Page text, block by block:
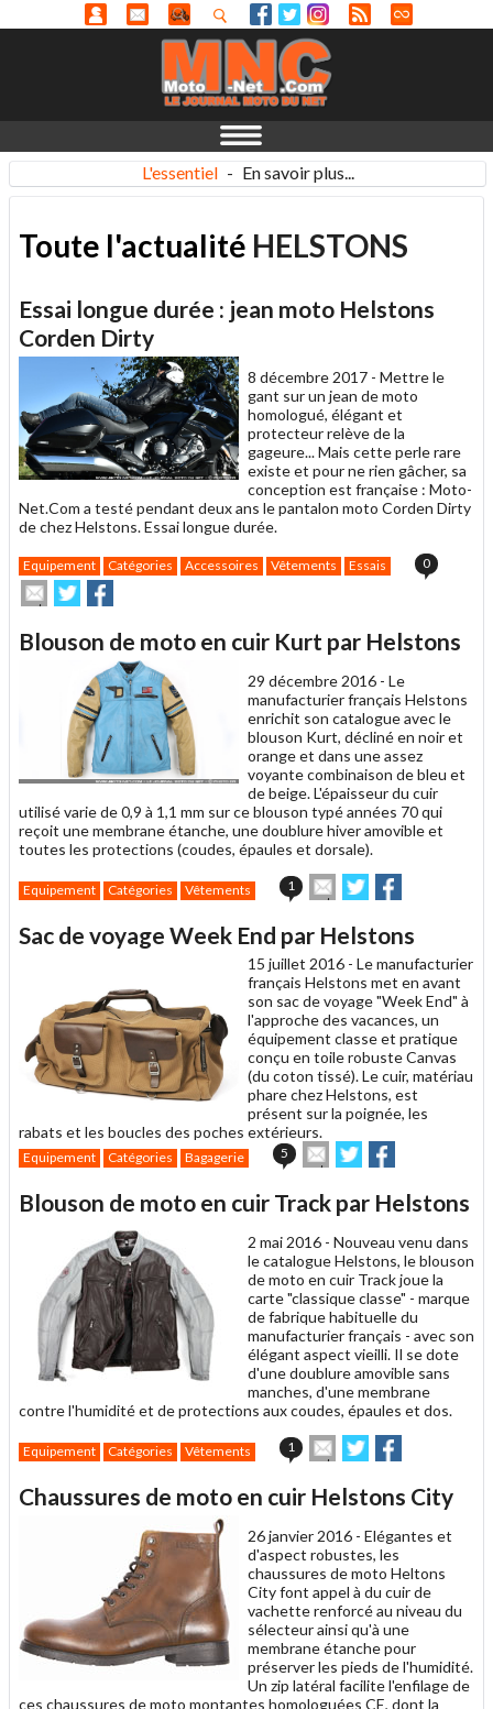
L'essentiel - En savoir plus...
Toute l'actualité HELSTONS
Essai longue durée : jean moto Helstons
Corden Dirty
8 décembre 2017 - Mettre le
gant sur un jean de moto
homologué, élégant et
protecteur relève de la
gageure... Mais cette perle rare
existe et pour ne rien gâcher, sa
conception est française : Moto-
Net.Com a testé pendant deux ans le pantalon moto Corden Dirty
de chez Helstons. Essai longue durée.
Equipement Catégories Accessoires Vêtements Essais 0
Envoyer
cet
à
Partager
sur
sur
Blouson de moto en cuir Kurt par Helstons
29 décembre 2016 - Le
manufacturier français Helstons
enrichit son catalogue avec le
blouson Kurt, décliné en noir et
orange et dans une assez
voyante combinaison de bleu et
de beige. L'épaisseur du cuir
utilisé varie de 0,9 à 1,1 mm sur ce blouson typé années 70 qui
reçoit une membrane étanche, une doublure hiver amovible et
toutes les protections (coudes, épaules et dorsale).
Equipement Catégories Vêtements 1
Envoyer
cet
à
un
ami
Partager
sur sur
Sac de voyage Week End par Helstons
15 juillet 2016 - Le manufacturier
français Helstons met en avant
son sac de voyage "Week End" à
l'approche des vacances, un
équipement classe et pratique
conçu en toile robuste Canvas
(du coton tissé). Le cuir, matériau
phare chez Helstons, est
présent sur la poignée, les
rabats et les boucles des poches extérieurs.
Equipement Catégories Bagagerie 5
Envoyer
cet
à
ami
Partager
sur sur
Blouson de moto en cuir Track par Helstons
2 mai 2016 - Nouveau venu dans
le catalogue Helstons, le blouson
de moto en cuir Track joue la
carte "classique classe" - marque
de fabrique habituelle du
manufacturier français - avec son
élégant aspect vieilli. Il se dote
d'une doublure amovible sans
manches, d'une membrane
contre l'humidité et de protections aux coudes, épaules et dos.
Equipement Catégories Vêtements 1
Envoyer
cet
à
ami
Partager
sur sur
Chaussures de moto en cuir Helstons City
26 janvier 2016 - Elégantes et
d'aspect robustes, les
chaussures de moto Heltons
City font appel à du cuir de
vachette renforcé au niveau du
sélecteur ainsi qu'à une
membrane étanche pour
préserver les pieds de l'humidité.
Un zip latéral facilite l'enfilage de
ces chaussures de moto montantes homologuées CE, dont la